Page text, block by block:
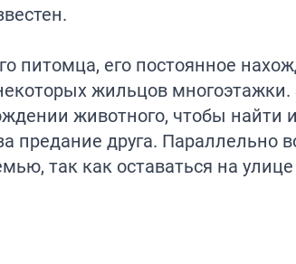
питомца, его постоянное
жильцов
животного, чтобы найти
предание друга. Параллельно
так как оставаться на